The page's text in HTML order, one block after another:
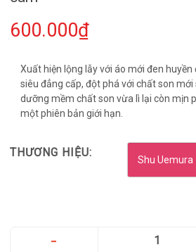
600.000₫
Xuất hiện lộng lẫy với áo mới đen
siêu đẳng cấp, đột phá với chất son
dưỡng mềm chất son vừa lì lại còn mịn
một phiên bản giới hạn.
THƯƠNG HIỆU: